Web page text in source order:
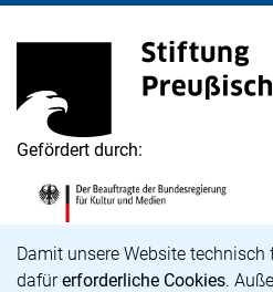
Damit unsere Website
dafürerforderliche Cookies.
Stiftung Preußischer
(externer Link, öffnet neues
Gefördert durch: